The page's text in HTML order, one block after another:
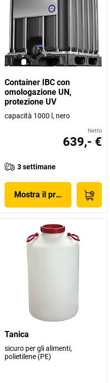
Container IBC con
omologazione UN,
protezione UV
capacità 1000 l, nero
Netto
639,- €
3 settimane
Mostra il prodotto
Tanica
sicuro per gli alimenti,
polietilene (PE)